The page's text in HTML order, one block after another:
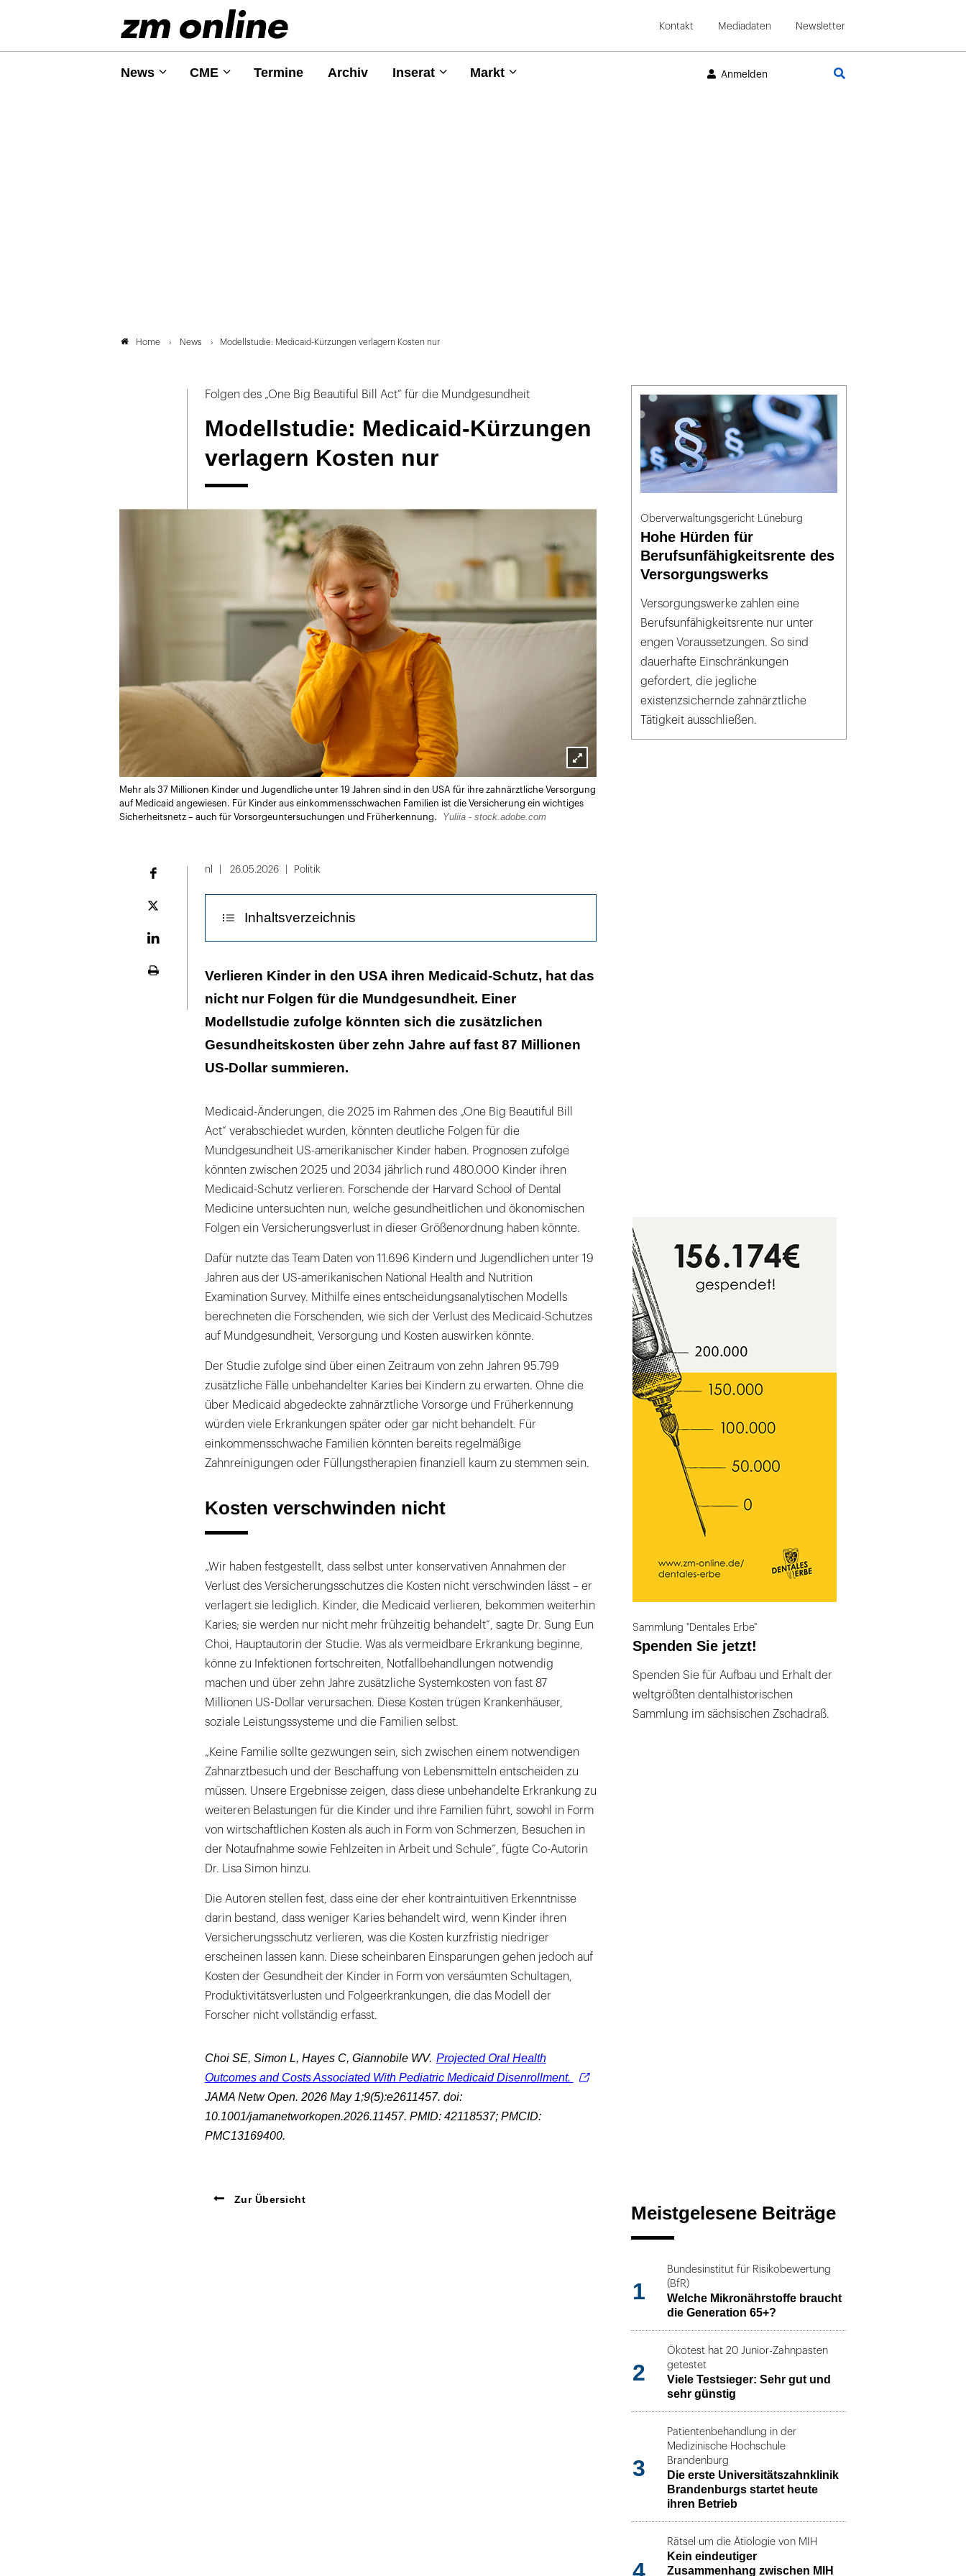
Kontakt Mediadaten Newsletter
News CME Termine Archiv Inserat Markt Anmelden
Home News Modellstudie: Medicaid-Kürzungen verlagern Kosten nur
Folgen des „One Big Beautiful Bill Act“ für die Mundgesundheit
Modellstudie: Medicaid-Kürzungen
verlagern Kosten nur
Lightbox
öffnen
Mehr als 37 Millionen Kinder und Jugendliche unter 19 Jahren sind in den USA für ihre zahnärztliche Versorgung
auf Medicaid angewiesen. Für Kinder aus einkommensschwachen Familien ist die Versicherung ein wichtiges
Sicherheitsnetz – auch für Vorsorgeuntersuchungen und Früherkennung.
Yuliia - stock.adobe.com
Plattform
nl 26.05.2026 Politik
Inhaltsverzeichnis
Kosten verschwinden nicht
Verlieren Kinder in den USA ihren Medicaid-Schutz, hat das
nicht nur Folgen für die Mundgesundheit. Einer
Modellstudie zufolge könnten sich die zusätzlichen
Gesundheitskosten über zehn Jahre auf fast 87 Millionen
US-Dollar summieren.
Medicaid-Änderungen, die 2025 im Rahmen des „One Big Beautiful Bill
Act“ verabschiedet wurden, könnten deutliche Folgen für die
Mundgesundheit US-amerikanischer Kinder haben. Prognosen zufolge
könnten zwischen 2025 und 2034 jährlich rund 480.000 Kinder ihren
Medicaid-Schutz verlieren. Forschende der Harvard School of Dental
Medicine untersuchten nun, welche gesundheitlichen und ökonomischen
Folgen ein Versicherungsverlust in dieser Größenordnung haben könnte.
Dafür nutzte das Team Daten von 11.696 Kindern und Jugendlichen unter 19
Jahren aus der US-amerikanischen National Health and Nutrition
Examination Survey. Mithilfe eines entscheidungsanalytischen Modells
berechneten die Forschenden, wie sich der Verlust des Medicaid-Schutzes
auf Mundgesundheit, Versorgung und Kosten auswirken könnte.
Der Studie zufolge sind über einen Zeitraum von zehn Jahren 95.799
zusätzliche Fälle unbehandelter Karies bei Kindern zu erwarten. Ohne die
über Medicaid abgedeckte zahnärztliche Vorsorge und Früherkennung
würden viele Erkrankungen später oder gar nicht behandelt. Für
einkommensschwache Familien könnten bereits regelmäßige
Zahnreinigungen oder Füllungstherapien finanziell kaum zu stemmen sein.
Kosten verschwinden nicht
„Wir haben festgestellt, dass selbst unter konservativen Annahmen der
Verlust des Versicherungsschutzes die Kosten nicht verschwinden lässt – er
verlagert sie lediglich. Kinder, die Medicaid verlieren, bekommen weiterhin
Karies; sie werden nur nicht mehr frühzeitig behandelt“, sagte Dr. Sung Eun
Choi, Hauptautorin der Studie. Was als vermeidbare Erkrankung beginne,
könne zu Infektionen fortschreiten, Notfallbehandlungen notwendig
machen und über zehn Jahre zusätzliche Systemkosten von fast 87
Millionen US-Dollar verursachen. Diese Kosten trügen Krankenhäuser,
soziale Leistungssysteme und die Familien selbst.
„Keine Familie sollte gezwungen sein, sich zwischen einem notwendigen
Zahnarztbesuch und der Beschaffung von Lebensmitteln entscheiden zu
müssen. Unsere Ergebnisse zeigen, dass diese unbehandelte Erkrankung zu
weiteren Belastungen für die Kinder und ihre Familien führt, sowohl in Form
von wirtschaftlichen Kosten als auch in Form von Schmerzen, Besuchen in
der Notaufnahme sowie Fehlzeiten in Arbeit und Schule“, fügte Co-Autorin
Dr. Lisa Simon hinzu.
Die Autoren stellen fest, dass eine der eher kontraintuitiven Erkenntnisse
darin bestand, dass weniger Karies behandelt wird, wenn Kinder ihren
Versicherungsschutz verlieren, was die Kosten kurzfristig niedriger
erscheinen lassen kann. Diese scheinbaren Einsparungen gehen jedoch auf
Kosten der Gesundheit der Kinder in Form von versäumten Schultagen,
Produktivitätsverlusten und Folgeerkrankungen, die das Modell der
Forscher nicht vollständig erfasst.
Choi SE, Simon L, Hayes C, Giannobile WV. Projected Oral Health
Outcomes and Costs Associated With Pediatric Medicaid Disenrollment.
JAMA Netw Open. 2026 May 1;9(5):e2611457. doi:
10.1001/jamanetworkopen.2026.11457. PMID: 42118537; PMCID:
PMC13169400.
Zur Übersicht
Oberverwaltungsgericht Lüneburg
Hohe Hürden für
Berufsunfähigkeitsrente des
Versorgungswerks
Versorgungswerke zahlen eine
Berufsunfähigkeitsrente nur unter
engen Voraussetzungen. So sind
dauerhafte Einschränkungen
gefordert, die jegliche
existenzsichernde zahnärztliche
Tätigkeit ausschließen.
Sammlung "Dentales Erbe"
Spenden Sie jetzt!
Spenden Sie für Aufbau und Erhalt der
weltgrößten dentalhistorischen
Sammlung im sächsischen Zschadraß.
Meistgelesene Beiträge
1
Bundesinstitut für Risikobewertung
(BfR)
Welche Mikronährstoffe braucht
die Generation 65+?
2
Ökotest hat 20 Junior-Zahnpasten
getestet
Viele Testsieger: Sehr gut und
sehr günstig
3
Patientenbehandlung in der
Medizinische Hochschule
Brandenburg
Die erste Universitätszahnklinik
Brandenburgs startet heute
ihren Betrieb
4
Rätsel um die Ätiologie von MIH
Kein eindeutiger
Zusammenhang zwischen MIH